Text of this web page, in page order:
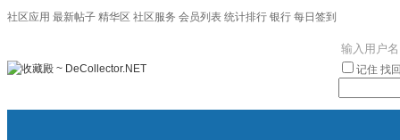
社区应用 最新帖子 精华区 社区服务 会员列表 统计排行 银行 每日签到
记住 找